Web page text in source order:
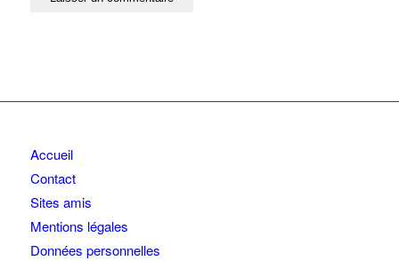
Accueil
Contact
Sites amis
Mentions légales
Données personnelles